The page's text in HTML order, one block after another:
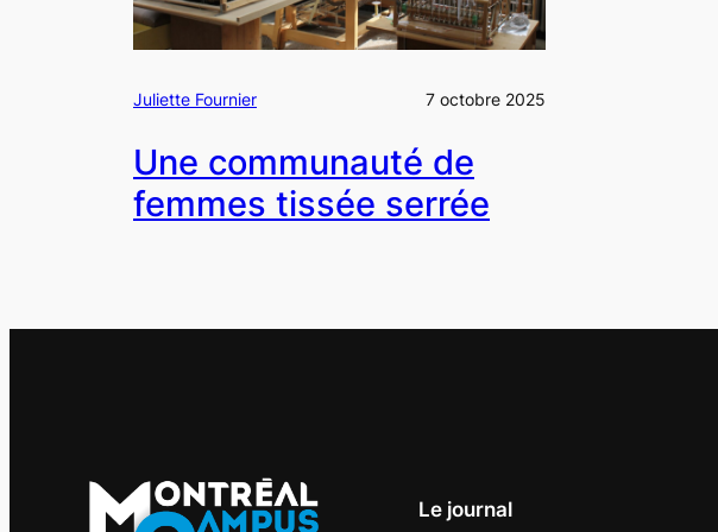
Juliette Fournier 7 octobre 2025
Une communauté de
femmes tissée serrée
Le journal